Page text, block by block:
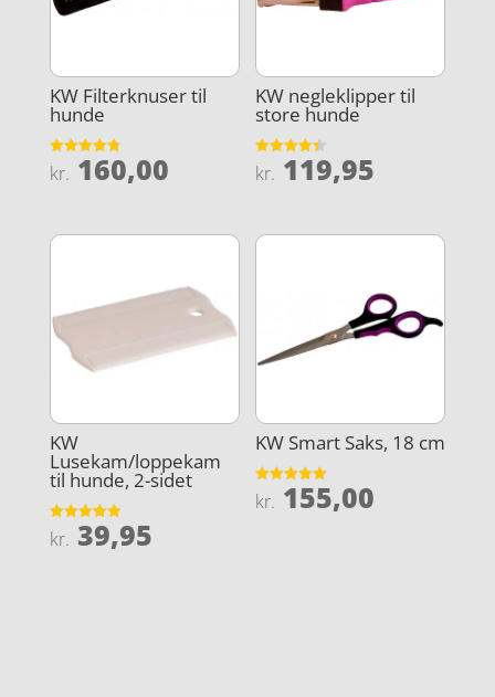
KW Filterknuser til
hunde
Vurderet
4.8
kr. 160,00
KW negleklipper til
store hunde
Vurderet
4.4
kr. 119,95
KW
Lusekam/loppekam
til hunde, 2-sidet
Vurderet
5
kr. 39,95
KW Smart Saks, 18 cm
Vurderet
5
kr. 155,00